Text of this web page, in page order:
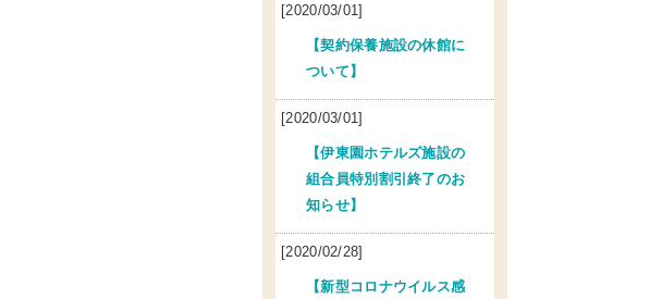
[2020/03/01]
【契約保養施設の休館に
ついて】
[2020/03/01]
【伊東園ホテルズ施設の
組合員特別割引終了のお
知らせ】
[2020/02/28]
【新型コロナウイルス感